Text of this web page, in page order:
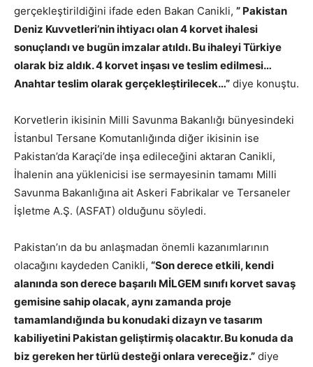
gerçekleştirildiğini ifade eden Bakan Canikli, ” Pakistan
Deniz Kuvvetleri’nin ihtiyacı olan 4 korvet ihalesi
sonuçlandı ve bugün imzalar atıldı. Bu ihaleyi Türkiye
olarak biz aldık. 4 korvet inşası ve teslim edilmesi…
Anahtar teslim olarak gerçekleştirilecek…” diye konuştu.
Korvetlerin ikisinin Milli Savunma Bakanlığı bünyesindeki
İstanbul Tersane Komutanlığında diğer ikisinin ise
Pakistan’da Karaçi’de inşa edileceğini aktaran Canikli,
İhalenin ana yüklenicisi ise sermayesinin tamamı Milli
Savunma Bakanlığına ait Askeri Fabrikalar ve Tersaneler
İşletme A.Ş. (ASFAT) olduğunu söyledi.
Pakistan’ın da bu anlaşmadan önemli kazanımlarının
olacağını kaydeden Canikli, “Son derece etkili, kendi
alanında son derece başarılı MİLGEM sınıfı korvet savaş
gemisine sahip olacak, aynı zamanda proje
tamamlandığında bu konudaki dizayn ve tasarım
kabiliyetini Pakistan geliştirmiş olacaktır. Bu konuda da
biz gereken her türlü desteği onlara vereceğiz.” diye